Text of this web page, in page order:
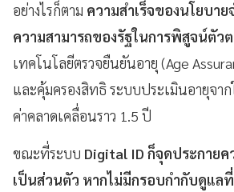
อย่างไรก็ตาม ความสำเร็จของนโยบา
ความสามารถของรัฐในการพิสูจน์ตัว
เทคโนโลยีตรวจยืนยันอายุ (Age
และคุ้มครองสิทธิ ระบบประเมินอายุจา
ค่าคลาดเคลื่อนราว 1.5 ปี
ขณะที่ระบบ Digital ID ก็จุดประกาย
เป็นส่วนตัว หากไม่มีกรอบกำกับดูแล